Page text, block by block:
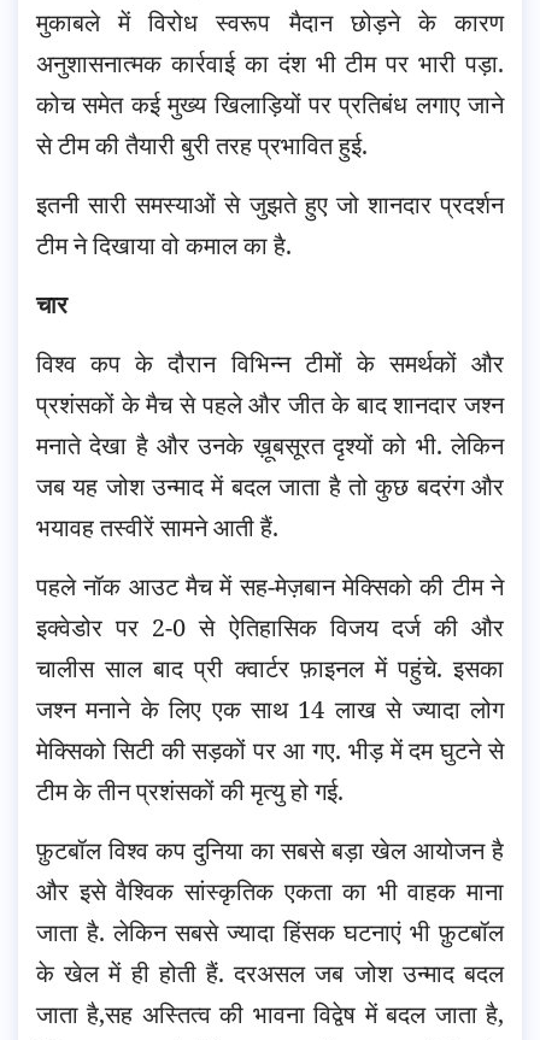
मुकाबले में विरोध स्वरूप मैदान छोड़ने के कारण
अनुशासनात्मक कार्रवाई का दंश भी टीम पर भारी पड़ा.
कोच समेत कई मुख्य खिलाड़ियों पर प्रतिबंध लगाए जाने
से टीम की तैयारी बुरी तरह प्रभावित हुई.
इतनी सारी समस्याओं से जुझते हुए जो शानदार प्रदर्शन
टीम ने दिखाया वो कमाल का है.
चार
विश्व कप के दौरान विभिन्न टीमों के समर्थकों और
प्रशंसकों के मैच से पहले और जीत के बाद शानदार जश्न
मनाते देखा है और उनके ख़ूबसूरत दृश्यों को भी. लेकिन
जब यह जोश उन्माद में बदल जाता है तो कुछ बदरंग और
भयावह तस्वीरें सामने आती हैं.
पहले नॉक आउट मैच में सह-मेज़बान मेक्सिको की टीम ने
इक्वेडोर पर 2-0 से ऐतिहासिक विजय दर्ज की और
चालीस साल बाद प्री क्वार्टर फ़ाइनल में पहुंचे. इसका
जश्न मनाने के लिए एक साथ 14 लाख से ज्यादा लोग
मेक्सिको सिटी की सड़कों पर आ गए. भीड़ में दम घुटने से
टीम के तीन प्रशंसकों की मृत्यु हो गई.
फ़ुटबॉल विश्व कप दुनिया का सबसे बड़ा खेल आयोजन है
और इसे वैश्विक सांस्कृतिक एकता का भी वाहक माना
जाता है. लेकिन सबसे ज्यादा हिंसक घटनाएं भी फ़ुटबॉल
के खेल में ही होती हैं. दरअसल जब जोश उन्माद बदल
जाता है,सह अस्तित्व की भावना विद्वेष में बदल जाता है,